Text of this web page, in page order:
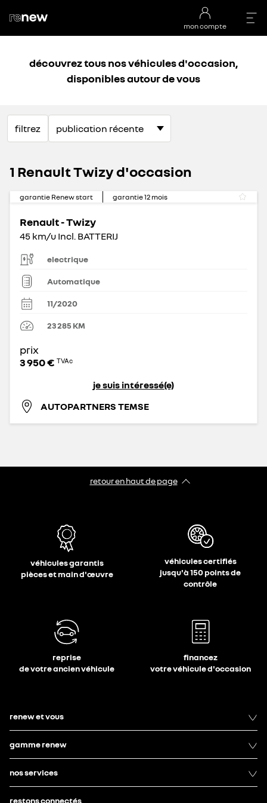
mon compte
découvrez tous nos véhicules d'occasion,
disponibles autour de vous
filtrez
1 Renault Twizy d'occasion
garantie Renew start garantie12 mois
Renault - Twizy
45 km/u Incl. BATTERIJ
electrique
Automatique
11/2020
23 285 KM
prix
3 950 € TVAc
je suis intéressé(e)
AUTOPARTNERS TEMSE
retour en haut de page​
véhicules garantis
pièces et main d'œuvre
véhicules certifiés
jusqu'à 150 points de
contrôle
reprise
de votre ancien véhicule
financez
votre véhicule d'occasion
renew et vous
gamme renew
nos services
restons connectés